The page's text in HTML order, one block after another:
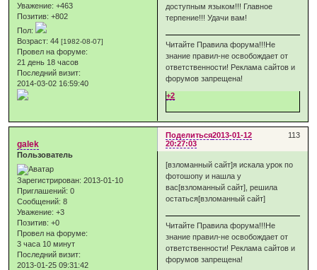
Уважение: +463
Позитив: +802
Пол:
Возраст: 44[1982-08-07]
Провел на форуме:
21 день 18 часов
Последний визит:
2014-03-02 16:59:40
доступным языком!!! Главное
терпение!!! Удачи вам!
Читайте Правила форума!!!Не
знание правил-не освобождает от
ответственности! Реклама сайтов и
форумов запрещена!
+2
Поделиться 113
2013-01-12
20:27:03
galek
Пользователь
Зарегистрирован: 2013-01-10
Приглашений: 0
Сообщений: 8
Уважение: +3
Позитив: +0
Провел на форуме:
3 часа 10 минут
Последний визит:
2013-01-25 09:31:42
[взломанный сайт]я искала урок по
фотошопу и нашла у
вас[взломанный сайт], решила
остаться[взломанный сайт]
Читайте Правила форума!!!Не
знание правил-не освобождает от
ответственности! Реклама сайтов и
форумов запрещена!